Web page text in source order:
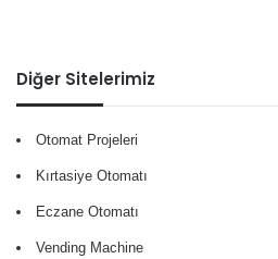
Diğer Sitelerimiz
Otomat Projeleri
Kırtasiye Otomatı
Eczane Otomatı
Vending Machine